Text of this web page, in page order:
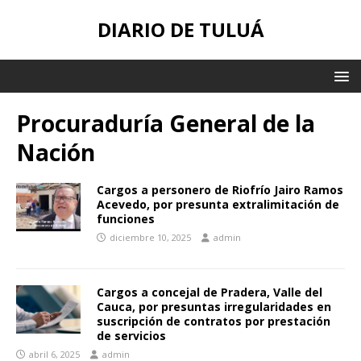
DIARIO DE TULUÁ
Procuraduría General de la
Nación
Cargos a personero de Riofrío Jairo Ramos
Acevedo, por presunta extralimitación de
funciones
diciembre 10, 2025 admin
Cargos a concejal de Pradera, Valle del
Cauca, por presuntas irregularidades en
suscripción de contratos por prestación
de servicios
abril 6, 2025 admin